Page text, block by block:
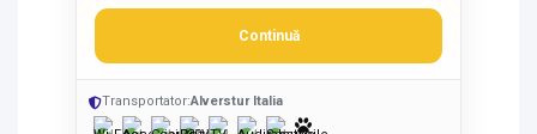
Continuă
Transportator:Alverstur Italia